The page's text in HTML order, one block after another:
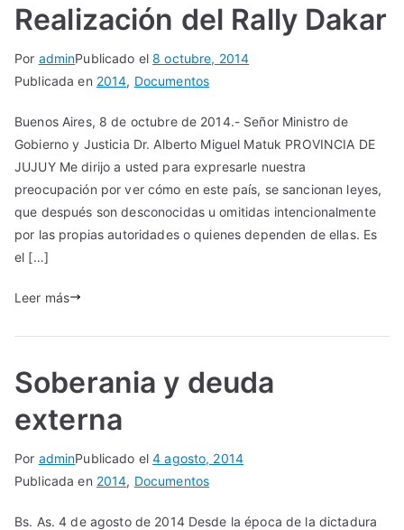
Realización del Rally Dakar
Por adminPublicado el8 octubre, 2014
Publicada en 2014, Documentos
Buenos Aires, 8 de octubre de 2014.- Señor Ministro de
Gobierno y Justicia Dr. Alberto Miguel Matuk PROVINCIA DE
JUJUY Me dirijo a usted para expresarle nuestra
preocupación por ver cómo en este país, se sancionan leyes,
que después son desconocidas u omitidas intencionalmente
por las propias autoridades o quienes dependen de ellas. Es
el […]
Leer más
Soberania y deuda
externa
Por adminPublicado el4 agosto, 2014
Publicada en 2014, Documentos
Bs. As. 4 de agosto de 2014 Desde la época de la dictadura